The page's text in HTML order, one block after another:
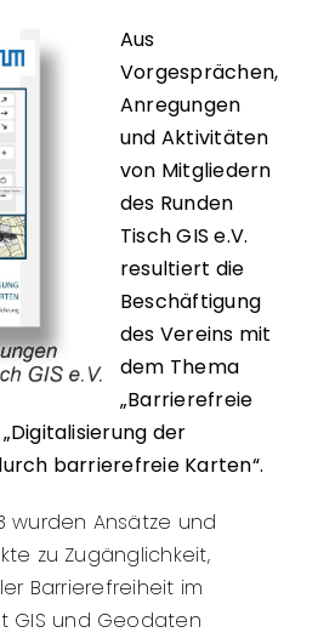
Aus
Vorgesprächen,
Anregungen
und Aktivitäten
von Mitgliedern
des Runden
Tisch GIS e.V.
resultiert die
Beschäftigung
des Vereins mit
dem Thema
„Barrierefreie
der
barrierefreie Karten“.
wurden Ansätze und
zu Zugänglichkeit,
Barrierefreiheit im
GIS und Geodaten